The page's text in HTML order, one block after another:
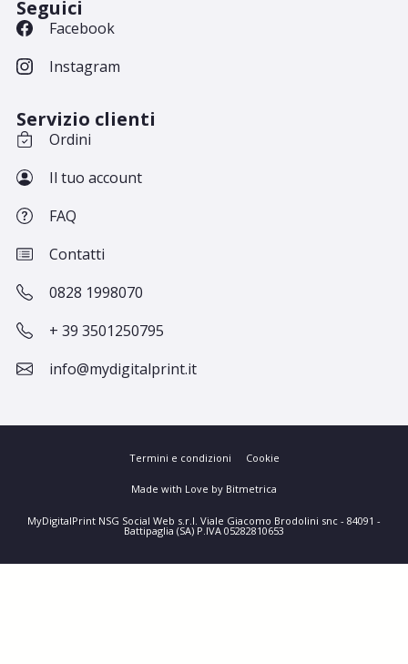
Servizio clienti
Ordini
Il tuo account
FAQ
Contatti
0828 1998070
+ 39 3501250795
info@mydigitalprint.it
Seguici
Facebook
Instagram
Termini e condizioni Cookie
Made with Love by Bitmetrica
MyDigitalPrint NSG Social Web s.r.l. Viale Giacomo Brodolini snc - 84091 -
Battipaglia (SA) P.IVA 05282810653